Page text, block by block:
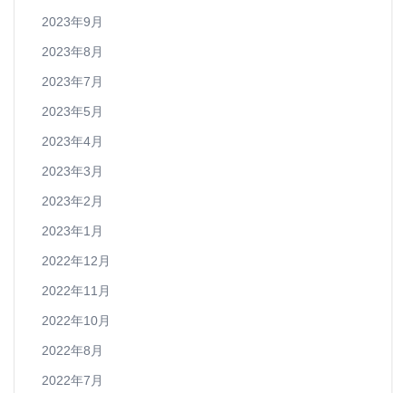
2023年9月
2023年8月
2023年7月
2023年5月
2023年4月
2023年3月
2023年2月
2023年1月
2022年12月
2022年11月
2022年10月
2022年8月
2022年7月